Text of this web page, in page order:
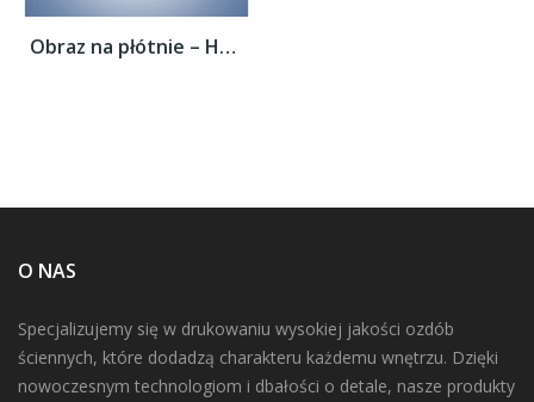
Obraz na płótnie – Herbata i inne dodatki...
O NAS
Specjalizujemy się w drukowaniu wysokiej jakości ozdób
ściennych, które dodadzą charakteru każdemu wnętrzu. Dzięki
nowoczesnym technologiom i dbałości o detale, nasze produkty